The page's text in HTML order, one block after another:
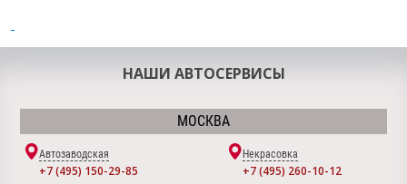
НАШИ АВТОСЕРВИСЫ
МОСКВА
Автозаводская
+7 (495) 150-29-85
Некрасовка
+7 (495) 260-10-12